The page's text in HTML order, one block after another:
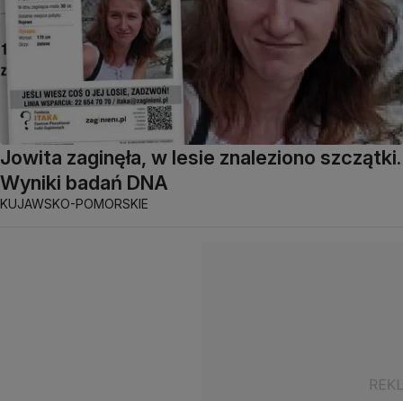
Jowita zaginęła, w lesie znaleziono szczątki.
Wyniki badań DNA
KUJAWSKO-POMORSKIE